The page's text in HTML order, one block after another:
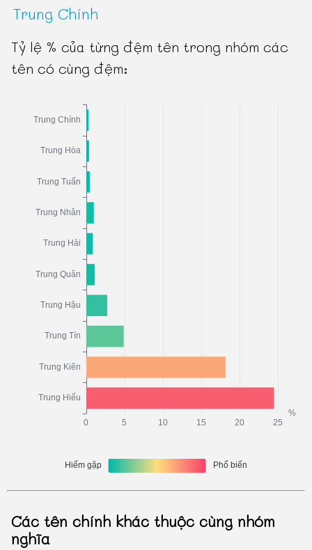
Trung Chính
Tỷ lệ % của từng đệm tên trong nhóm các
tên có cùng đệm:
Các tên chính khác thuộc cùng nhóm
nghĩa